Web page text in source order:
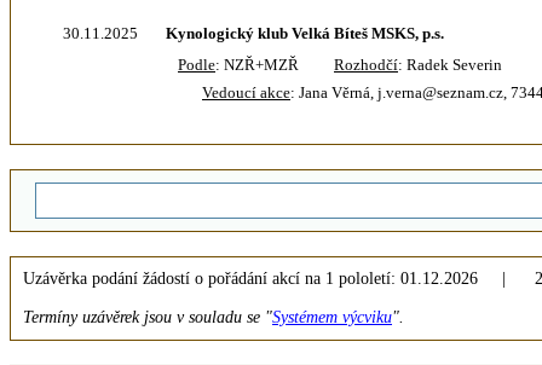
30.11.2025
Kynologický klub Velká Bíteš MSKS, p.s.
Podle: NZŘ+MZŘ Rozhodčí: Radek Severin
Vedoucí akce: Jana Věrná, j.verna@seznam.cz,
Uzávěrka podání žádostí o pořádání akcí na 1 pololetí: 01.12.2026 |
Termíny uzávěrek jsou v souladu se "Systémem výcviku".